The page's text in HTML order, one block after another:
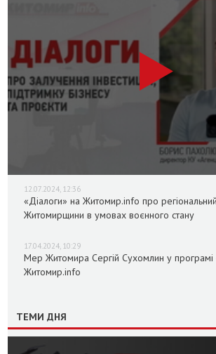
12.07.2024, 12:36
«Діалоги» на Житомир.info про
Житомирщини в умовах воєнного стану
17.04.2024, 10:29
Мер Житомира Сергій Сухомлин у програмі
Житомир.info
ТЕМИ ДНЯ